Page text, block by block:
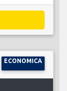
ECONOMICA